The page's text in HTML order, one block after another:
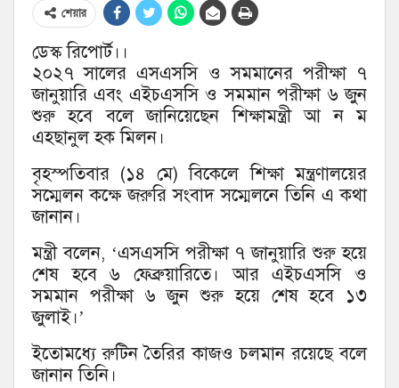
শেয়ার
ডেস্ক রিপোর্ট।।
২০২৭ সালের এসএসসি ও সমমানের পরীক্ষা ৭
জানুয়ারি এবং এইচএসসি ও সমমান পরীক্ষা ৬ জুন
শুরু হবে বলে জানিয়েছেন শিক্ষামন্ত্রী আ ন ম
এহছানুল হক মিলন।
বৃহস্পতিবার (১৪ মে) বিকেলে শিক্ষা মন্ত্রণালয়ের
সম্মেলন কক্ষে জরুরি সংবাদ সম্মেলনে তিনি এ কথা
জানান।
মন্ত্রী বলেন, ‘এসএসসি পরীক্ষা ৭ জানুয়ারি শুরু হয়ে
শেষ হবে ৬ ফেব্রুয়ারিতে। আর এইচএসসি ও
সমমান পরীক্ষা ৬ জুন শুরু হয়ে শেষ হবে ১৩
জুলাই।’
ইতোমধ্যে রুটিন তৈরির কাজও চলমান রয়েছে বলে
জানান তিনি।